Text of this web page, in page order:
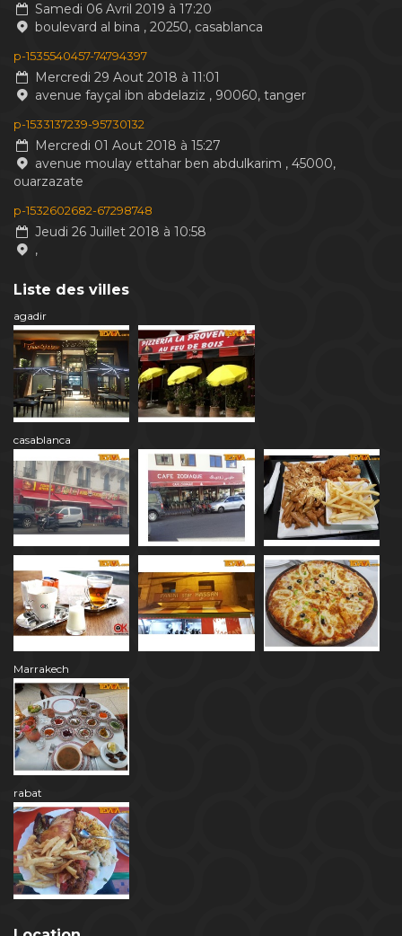
Samedi 06 Avril 2019 à 17:20
boulevard al bina , 20250, casablanca
p-1535540457-74794397
Mercredi 29 Aout 2018 à 11:01
avenue fayçal ibn abdelaziz , 90060, tanger
p-1533137239-95730132
Mercredi 01 Aout 2018 à 15:27
avenue moulay ettahar ben abdulkarim , 45000,
ouarzazate
p-1532602682-67298748
Jeudi 26 Juillet 2018 à 10:58
,
Liste des villes
agadir
casablanca
Marrakech
rabat